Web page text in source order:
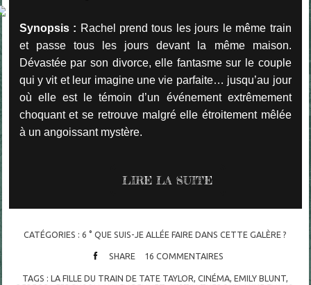
Synopsis : Rachel prend tous les jours le même train
et passe tous les jours devant la même maison.
Dévastée par son divorce, elle fantasme sur le couple
qui y vit et leur imagine une vie parfaite… jusqu’au jour
où elle est le témoin d’un événement extrêmement
choquant et se retrouve malgré elle étroitement mêlée
à un angoissant mystère.
LIRE LA SUITE
CATÉGORIES :6 ° QUE SUIS-JE ALLÉE FAIRE DANS CETTE GALÈRE ?
SHARE 16 COMMENTAIRES
TAGS :LA FILLE DU TRAIN DE TATE TAYLOR,CINÉMA,EMILY BLUNT,